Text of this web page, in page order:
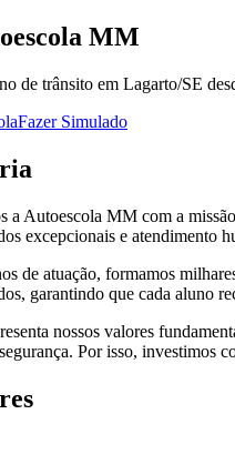
MM
de trânsito em Lagarto/SE
Fazer Simulado
a Autoescola MM com a
excepcionais e atendimento
de atuação, formamos
garantindo que cada aluno
nossos valores
Por isso, investimos